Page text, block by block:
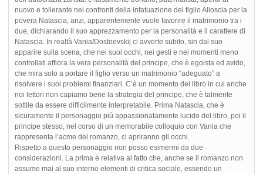
nuovo e tollerante nei confronti della infatuazione del figlio Alioscia per la
povera Natascia; anzi, apparentemente vuole favorire il matrimonio tra i
due, dichiarando il suo apprezzamento per la personalità e il carattere di
Natascia. In realtà Vania/Dostoevskij ci avverte subito, sin dal suo
apparire sulla scena, che nei suoi occhi, nei gesti e nei momenti meno
controllati affiora la vera personalità del principe, che è egoista ed avido,
che mira solo a portare il figlio verso un matrimonio “adeguato” a
risolvere i suoi problemi finanziari. C’è un momento del libro in cui anche
noi lettori non capiamo bene la strategia del principe, che è talmente
sottile da essere difficilmente interpretabile. Prima Natascia, che è
sicuramente il personaggio più appassionatamente lucido del libro, poi il
principe stesso, nel corso di un memorabile colloquio con Vania che
rappresenta l’acme del romanzo, ci apriranno gli occhi.
Rispetto a questo personaggio non posso esimermi da due
considerazioni. La prima è relativa al fatto che, anche se il romanzo non
assume mai al suo interno elementi di critica sociale, essendo un